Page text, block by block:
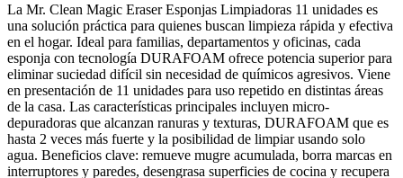
La Mr. Clean Magic Eraser Esponjas Limpiadoras 11 unidades es
una solución práctica para quienes buscan limpieza rápida y efectiva
en el hogar. Ideal para familias, departamentos y oficinas, cada
esponja con tecnología DURAFOAM ofrece potencia superior para
eliminar suciedad difícil sin necesidad de químicos agresivos. Viene
en presentación de 11 unidades para uso repetido en distintas áreas
de la casa. Las características principales incluyen micro-
depuradoras que alcanzan ranuras y texturas, DURAFOAM que es
hasta 2 veces más fuerte y la posibilidad de limpiar usando solo
agua. Beneficios clave: remueve mugre acumulada, borra marcas en
interruptores y paredes, desengrasa superficies de cocina y recupera